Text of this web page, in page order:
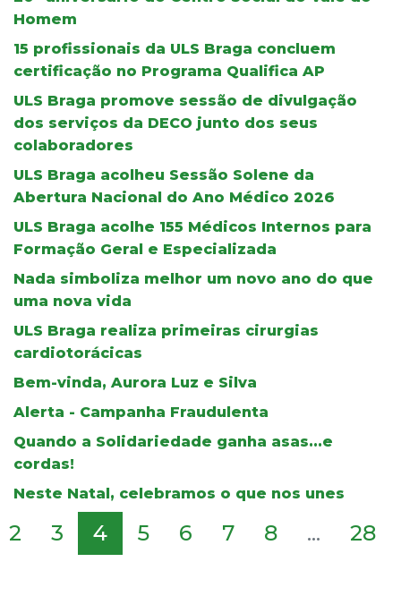
Homem
15 profissionais da ULS Braga concluem
certificação no Programa Qualifica AP
ULS Braga promove sessão de divulgação
dos serviços da DECO junto dos seus
colaboradores
ULS Braga acolheu Sessão Solene da
Abertura Nacional do Ano Médico 2026
ULS Braga acolhe 155 Médicos Internos para
Formação Geral e Especializada
Nada simboliza melhor um novo ano do que
uma nova vida
ULS Braga realiza primeiras cirurgias
cardiotorácicas
Bem-vinda, Aurora Luz e Silva
Alerta - Campanha Fraudulenta
Quando a Solidariedade ganha asas...e
cordas!
Neste Natal, celebramos o que nos unes
2 3 4 5 6 7 8 ... 28